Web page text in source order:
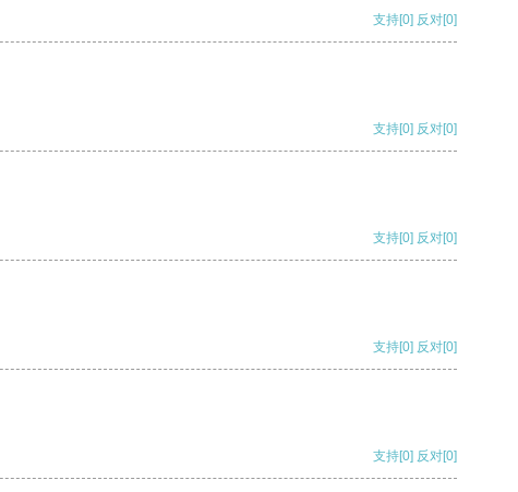
支持[0] 反对[0]
支持[0] 反对[0]
支持[0] 反对[0]
支持[0] 反对[0]
支持[0] 反对[0]